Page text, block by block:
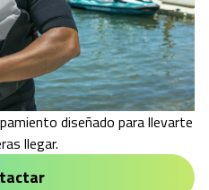
diseñado para llevarte
llegar.